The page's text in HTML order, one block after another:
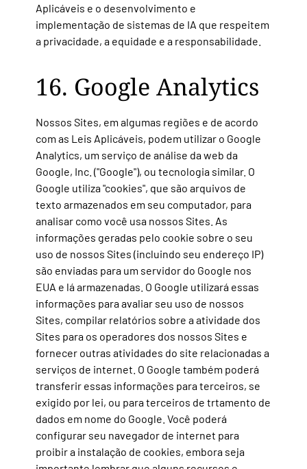
Aplicáveis e o desenvolvimento e
implementação de sistemas de IA que respeitem
a privacidade, a equidade e a responsabilidade.
16. Google Analytics
Nossos Sites, em algumas regiões e de acordo
com as Leis Aplicáveis, podem utilizar o Google
Analytics, um serviço de análise da web da
Google, Inc. ("Google"), ou tecnologia similar. O
Google utiliza "cookies", que são arquivos de
texto armazenados em seu computador, para
analisar como você usa nossos Sites. As
informações geradas pelo cookie sobre o seu
uso de nossos Sites (incluindo seu endereço IP)
são enviadas para um servidor do Google nos
EUA e lá armazenadas. O Google utilizará essas
informações para avaliar seu uso de nossos
Sites, compilar relatórios sobre a atividade dos
Sites para os operadores dos nossos Sites e
fornecer outras atividades do site relacionadas a
serviços de internet. O Google também poderá
transferir essas informações para terceiros, se
exigido por lei, ou para terceiros de trtamento de
dados em nome do Google. Você poderá
configurar seu navegador de internet para
proibir a instalação de cookies, embora seja